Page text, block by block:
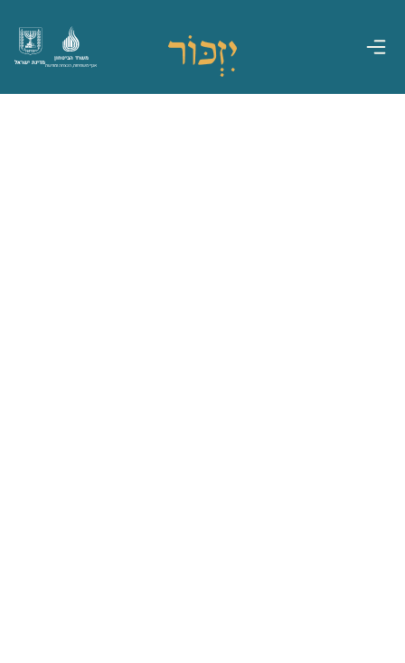
מדינת ישראל
משרד הביטחון
אגף משפחות, הנצחה ומורשת